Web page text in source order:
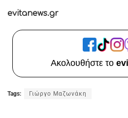
evitanews.gr
Ακολουθήστε το
Tags: Γιώργο Μαζωνάκη